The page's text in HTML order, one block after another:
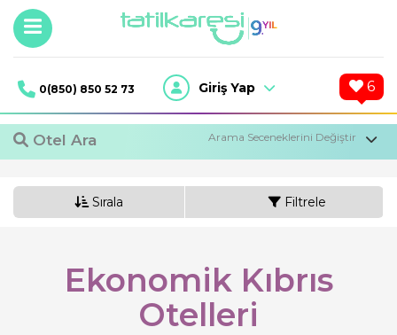
0(850) 850 52 73 Giriş Yap 6
Otel Ara
Yetişkin
Sırala Filtrele
Ekonomik Kıbrıs
Otelleri